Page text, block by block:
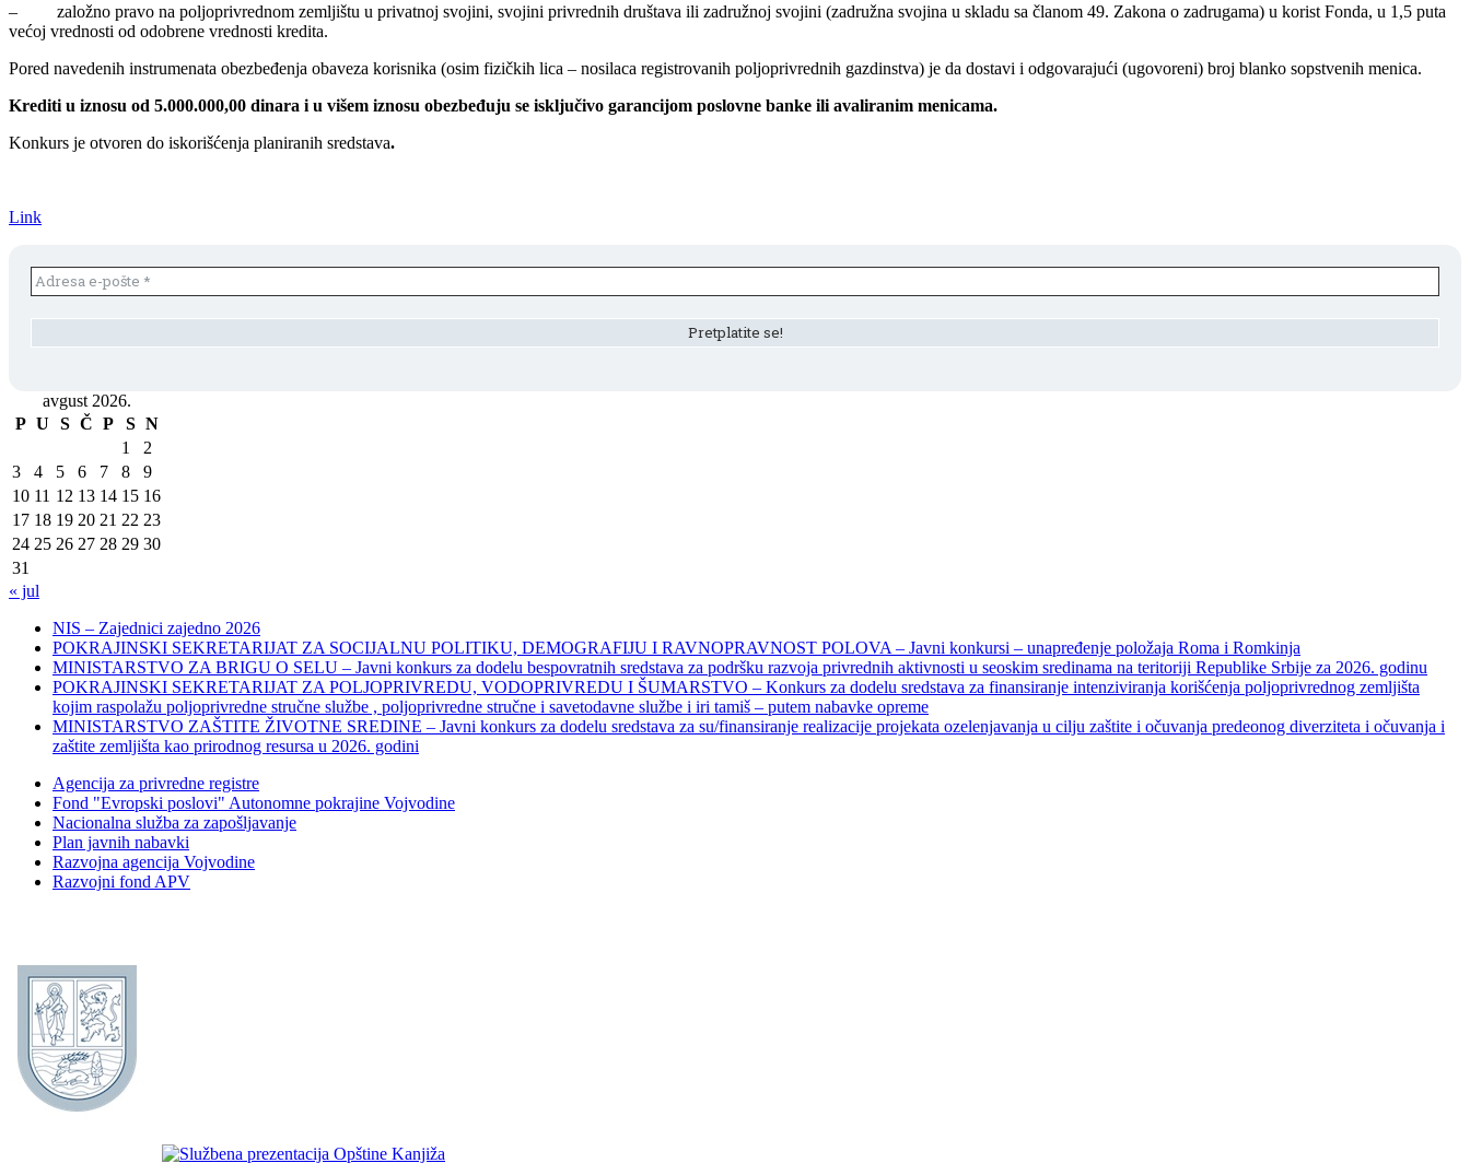
– založno pravo na poljoprivrednom zemljištu u privatnoj svojini, svojini privrednih društava ili zadružnoj svojini (zadružna svojina u skladu sa članom 49. Zakona o zadrugama) u korist Fonda, u 1,5 puta
većoj vrednosti od odobrene vrednosti kredita.
Pored navedenih instrumenata obezbeđenja obaveza korisnika (osim fizičkih lica – nosilaca registrovanih poljoprivrednih gazdinstva) je da dostavi i odgovarajući (ugovoreni) broj blanko sopstvenih menica.
Krediti u iznosu od 5.000.000,00 dinara i u višem iznosu obezbeđuju se isključivo garancijom poslovne banke ili avaliranim menicama.
Konkurs je otvoren do iskorišćenja planiranih sredstava.
Link
avgust 2026.
P U S Č P S N
1
2
3
4 5 6 7 8
9
10 11 12 13 14 15 16
17 18 19 20 21 22 23
24 25 26 27 28 29 30
31
« jul
NIS – Zajednici zajedno 2026
POKRAJINSKI SEKRETARIJAT ZA SOCIJALNU POLITIKU, DEMOGRAFIJU I RAVNOPRAVNOST POLOVA – Javni konkursi – unapređenje položaja Roma i Romkinja
MINISTARSTVO ZA BRIGU O SELU – Javni konkurs za dodelu bespovratnih sredstava za podršku razvoja privrednih aktivnosti u seoskim sredinama na teritoriji Republike Srbije za 2026. godinu
POKRAJINSKI SEKRETARIJAT ZA POLJOPRIVREDU, VODOPRIVREDU I ŠUMARSTVO – Konkurs za dodelu sredstava za finansiranje intenziviranja korišćenja poljoprivrednog zemljišta
kojim raspolažu poljoprivredne stručne službe , poljoprivredne stručne i savetodavne službe i iri tamiš ‒ putem nabavke opreme
MINISTARSTVO ZAŠTITE ŽIVOTNE SREDINE – Javni konkurs za dodelu sredstava za su/finansiranje realizacije projekata ozelenjavanja u cilju zaštite i očuvanja predeonog diverziteta i očuvanja i
zaštite zemljišta kao prirodnog resursa u 2026. godini
Agencija za privredne registre
Fond "Evropski poslovi" Autonomne pokrajine Vojvodine
Nacionalna služba za zapošljavanje
Plan javnih nabavki
Razvojna agencija Vojvodine
Razvojni fond APV